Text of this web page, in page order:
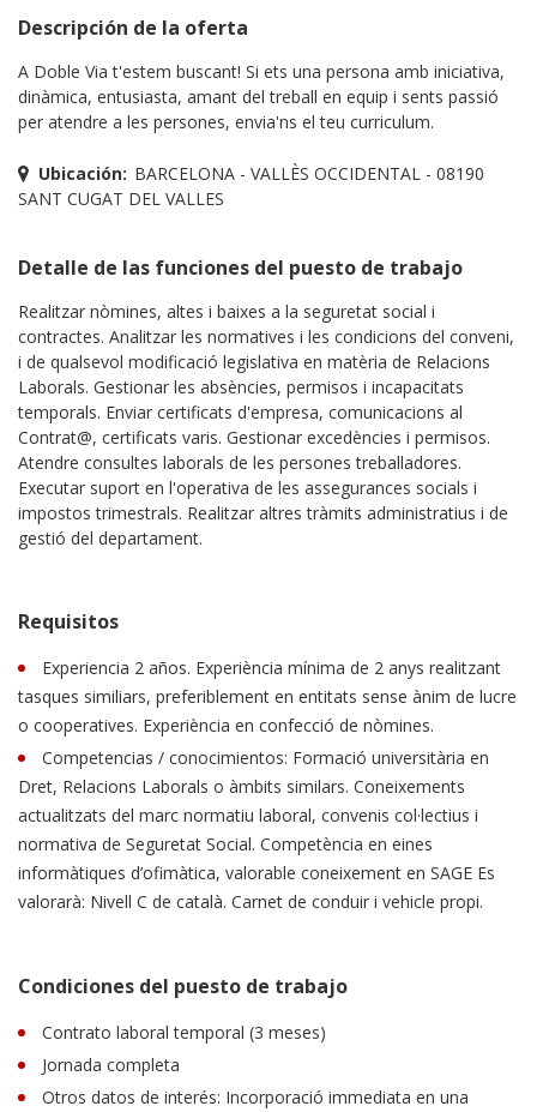
Descripción de la oferta
A Doble Via t'estem buscant! Si ets una persona amb iniciativa,
dinàmica, entusiasta, amant del treball en equip i sents passió
per atendre a les persones, envia'ns el teu curriculum.
Ubicación: BARCELONA - VALLÈS OCCIDENTAL - 08190
SANT CUGAT DEL VALLES
Detalle de las funciones del puesto de trabajo
Realitzar nòmines, altes i baixes a la seguretat social i
contractes. Analitzar les normatives i les condicions del conveni,
i de qualsevol modificació legislativa en matèria de Relacions
Laborals. Gestionar les absències, permisos i incapacitats
temporals. Enviar certificats d'empresa, comunicacions al
Contrat@, certificats varis. Gestionar excedències i permisos.
Atendre consultes laborals de les persones treballadores.
Executar suport en l'operativa de les assegurances socials i
impostos trimestrals. Realitzar altres tràmits administratius i de
gestió del departament.
Requisitos
Experiencia 2 años. Experiència mínima de 2 anys realitzant
tasques similiars, preferiblement en entitats sense ànim de lucre
o cooperatives. Experiència en confecció de nòmines.
Competencias / conocimientos: Formació universitària en
Dret, Relacions Laborals o àmbits similars. Coneixements
actualitzats del marc normatiu laboral, convenis col·lectius i
normativa de Seguretat Social. Competència en eines
informàtiques d’ofimàtica, valorable coneixement en SAGE Es
valorarà: Nivell C de català. Carnet de conduir i vehicle propi.
Condiciones del puesto de trabajo
Contrato laboral temporal (3 meses)
Jornada completa
Otros datos de interés: Incorporació immediata en una